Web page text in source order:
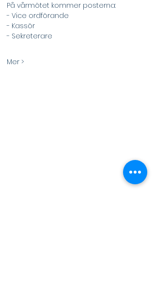
På vårmötet kommer posterna:
- Vice ordförande
- Kassör
- Sekreterare
Mer >